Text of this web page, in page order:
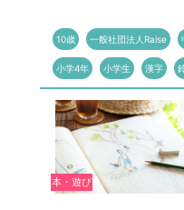
10歳 一般社団法人Raise
小学4年 小学生 漢字
本・遊び